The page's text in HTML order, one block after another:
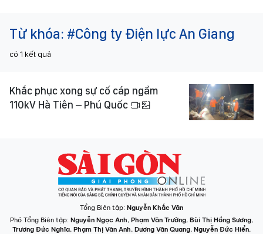
Từ khóa: #Công ty Điện lực An Giang
có 1 kết quả
Khắc phục xong sự cố cáp ngầm
110kV Hà Tiên – Phú Quốc
Tổng Biên tập: Nguyễn Khắc Văn
Phó Tổng Biên tập: Nguyễn Ngọc Anh, Phạm Văn Trường, Bùi Thị Hồng Sương,
Trương Đức Nghĩa, Phạm Thị Vân Anh, Dương Văn Quang, Nguyễn Đức Hiển,